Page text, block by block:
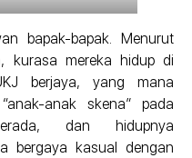
bapak-bapak. Menurut
kurasa mereka hidup di
berjaya, yang mana
anak skena” pada
dan hidupnya
bergaya kasual dengan